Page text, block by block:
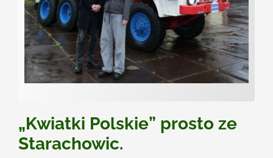
„Kwiatki Polskie” prosto ze
Starachowic.